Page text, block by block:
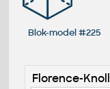
Blok-model #225
Florence-Knoll